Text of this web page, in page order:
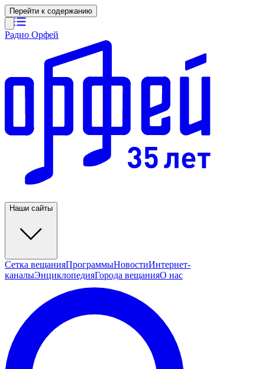
Перейти к содержанию
Радио Орфей
Наши сайты
Сетка вещанияПрограммыНовостиИнтернет-
каналыЭнциклопедияГорода вещанияО нас